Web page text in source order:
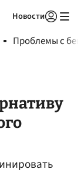
Новости
Проблемы с